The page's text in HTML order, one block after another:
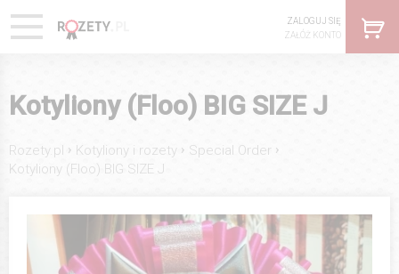
ZALOGUJ SIĘ
ZAŁÓŻ KONTO
Kotyliony (Floo) BIG SIZE J
Rozety.pl › Kotyliony i rozety › Special Order ›
Kotyliony (Floo) BIG SIZE J